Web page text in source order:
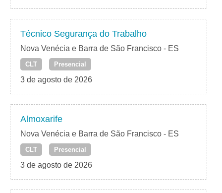
Técnico Segurança do Trabalho
Nova Venécia e Barra de São Francisco - ES
CLT Presencial
3 de agosto de 2026
Almoxarife
Nova Venécia e Barra de São Francisco - ES
CLT Presencial
3 de agosto de 2026